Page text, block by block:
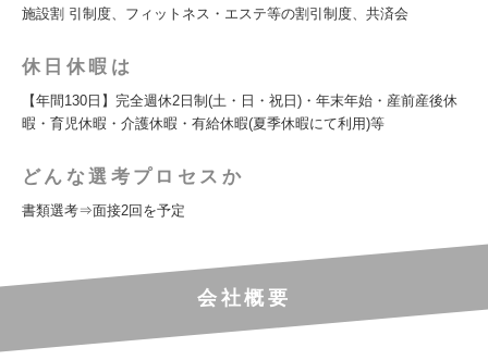
施設割 引制度、フィットネス・エステ等の割引制度、共済会
休日休暇は
【年間130日】完全週休2日制(土・日・祝日)・年末年始・産前産後休
暇・育児休暇・介護休暇・有給休暇(夏季休暇にて利用)等
どんな選考プロセスか
書類選考⇒面接2回を予定
会社概要